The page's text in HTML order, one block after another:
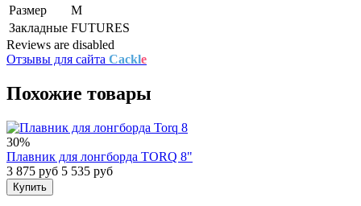
Размер
M
Закладные FUTURES
Reviews are disabled
Отзывы для сайта Cackle
Похожие товары
30%
Плавник для лонгборда TORQ 8"
3 875 руб 5 535 руб
Купить